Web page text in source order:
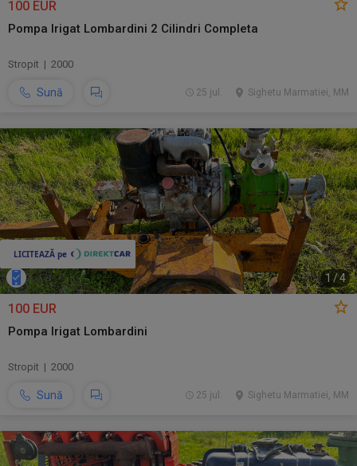
100 EUR
Pompa Irigat Lombardini 2 Cilindri Completa
Stropit | 2000
Sună Sighetu Marmatiei, MM
25 jul.
1 /4
100 EUR
Pompa Irigat Lombardini
Stropit | 2000
Sună Sighetu Marmatiei, MM
25 jul.